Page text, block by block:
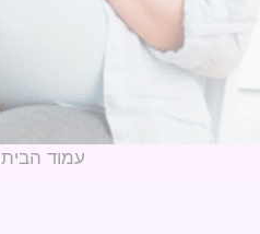
עמוד הבית